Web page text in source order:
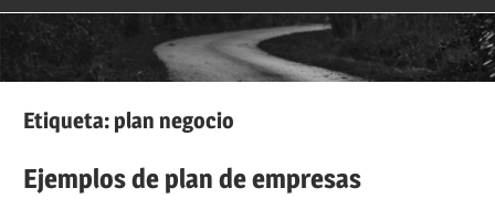
Etiqueta:plan negocio
Ejemplos de plan de empresas